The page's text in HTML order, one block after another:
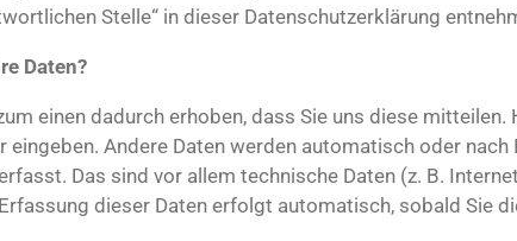
Stelle“ in dieser Datenschutzerklärung
Daten?
einen dadurch erhoben, dass Sie uns diese mitteilen.
Andere Daten werden automatisch oder
Das sind vor allem technische Daten (z. B.
dieser Daten erfolgt automatisch, sobald Sie